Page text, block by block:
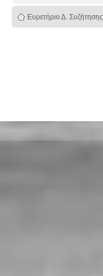
Ευρετήριο Δ. Συζήτησης